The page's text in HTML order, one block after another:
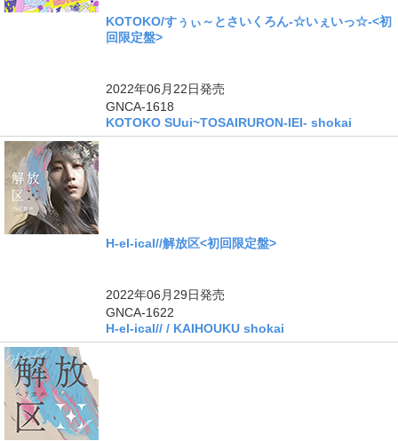
KOTOKO/すぅぃ～とさいくろん-☆いぇいっ☆-<初
回限定盤>
2022年06月22日発売
GNCA-1618
KOTOKO SUui~TOSAIRURON-IEI- shokai
H-el-ical//解放区<初回限定盤>
2022年06月29日発売
GNCA-1622
H-el-ical// / KAIHOUKU shokai